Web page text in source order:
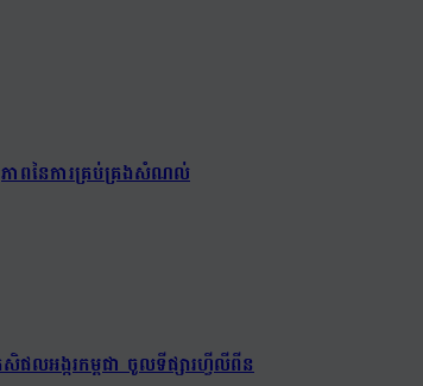
ាពនៃការគ្រប់គ្រងសំណល់
ផលអង្ករកម្ពុជា ចូលទីផ្សារហ្វីលីពីន